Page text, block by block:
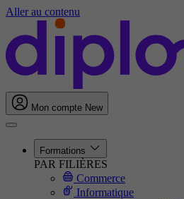
Aller au contenu
Mon compte New
Formations
PAR FILIÈRES
Commerce
Informatique